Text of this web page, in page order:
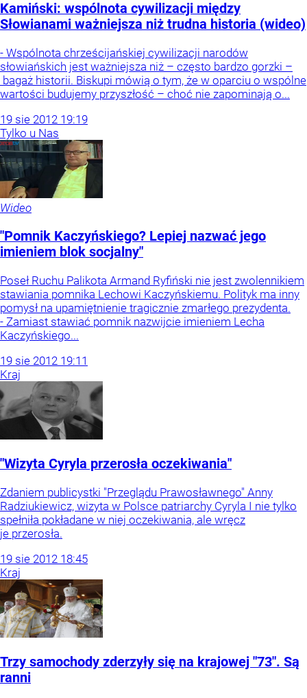
Kamiński: wspólnota cywilizacji między
Słowianami ważniejsza niż trudna historia (wideo)
- Wspólnota chrześcijańskiej cywilizacji narodów
słowiańskich jest ważniejsza niż – często bardzo gorzki –
bagaż historii. Biskupi mówią o tym, że w oparciu o wspólne
wartości budujemy przyszłość – choć nie zapominają o...
19 sie 2012 19:19
Tylko u Nas
Wideo
"Pomnik Kaczyńskiego? Lepiej nazwać jego
imieniem blok socjalny"
Poseł Ruchu Palikota Armand Ryfiński nie jest zwolennikiem
stawiania pomnika Lechowi Kaczyńskiemu. Polityk ma inny
pomysł na upamiętnienie tragicznie zmarłego prezydenta.
- Zamiast stawiać pomnik nazwijcie imieniem Lecha
Kaczyńskiego...
19 sie 2012 19:11
Kraj
"Wizyta Cyryla przerosła oczekiwania"
Zdaniem publicystki "Przeglądu Prawosławnego" Anny
Radziukiewicz, wizyta w Polsce patriarchy Cyryla I nie tylko
spełniła pokładane w niej oczekiwania, ale wręcz
je przerosła.
19 sie 2012 18:45
Kraj
Trzy samochody zderzyły się na krajowej "73". Są
ranni